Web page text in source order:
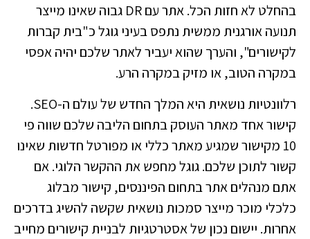
בהחלט לא חזות הכל. אתר עם DR גבוה שאינו מייצר
תנועה אורגנית ממשית נתפס בעיני גוגל כ"בית קברות
לקישורים", והערך שהוא יעביר לאתר שלכם יהיה אפסי
במקרה הטוב, או מזיק במקרה הרע.
רלוונטיות נושאית היא המלך החדש של עולם ה-SEO.
קישור אחד מאתר העוסק בתחום הליבה שלכם שווה פי
10 מקישור שמגיע מאתר כללי או מפורטל חדשות שאינו
קשור לתוכן שלכם. גוגל מחפש את ההקשר הלוגי. אם
אתם מנהלים אתר בתחום הפיננסים, קישור מבלוג
כלכלי מוכר מייצר סמכות נושאית שקשה להשיג בדרכים
אחרות. יישום נכון שלאסטרטגיות לבניית קישורים מחייב